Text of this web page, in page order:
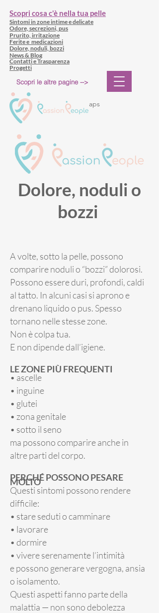
Scopri cosa c'è nella tua pelle
Sintomi in zone intime e delicate
Odore, secrezioni, pus
Prurito, irritazione
Ferite e medicazioni
Dolore, noduli, bozzi
Progetti
News & Blog
Contatti e Trasparenza
aps
Scopri le altre pagine -->
Dolore, noduli o
bozzi
A volte, sotto la pelle, possono
comparire noduli o “bozzi” dolorosi.
Possono essere duri, profondi, caldi
al tatto. In alcuni casi si aprono e
drenano liquido o pus. Spesso
tornano nelle stesse zone.
Non è colpa tua.
E non dipende dall’igiene.
LE ZONE PIÙ FREQUENTI
• ascelle
• inguine
• glutei
• zona genitale
• sotto il seno
ma possono comparire anche in
altre parti del corpo.
PERCHÉ POSSONO PESARE
MOLTO
Questi sintomi possono rendere
difficile:
• stare seduti o camminare
• lavorare
• dormire
• vivere serenamente l’intimità
e possono generare vergogna, ansia
o isolamento.
Questi aspetti fanno parte della
malattia — non sono debolezza